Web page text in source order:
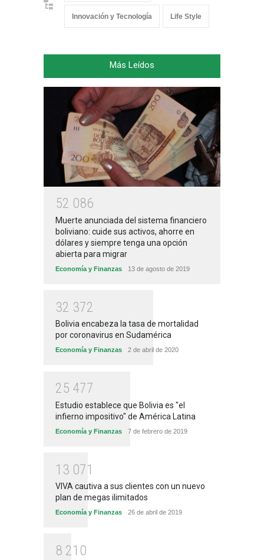
Innovación y Tecnología Life Style
Más Leídos
52 086
Muerte anunciada del sistema financiero
boliviano: cuide sus activos, ahorre en
dólares y siempre tenga una opción
abierta para migrar
Economía y Finanzas 13 de agosto de 2019
32 372
Bolivia encabeza la tasa de mortalidad
por coronavirus en Sudamérica
Economía y Finanzas 2 de abril de 2020
25 477
Estudio establece que Bolivia es "el
infierno impositivo" de América Latina
Economía y Finanzas 7 de febrero de 2019
1 3 071
VIVA cautiva a sus clientes con un nuevo
plan de megas ilimitados
Economía y Finanzas 26 de abril de 2019
8 21 0